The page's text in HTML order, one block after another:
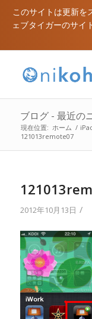
このサイトは更新を
ェブタイガーのサイ
ブログ - 最近の
現在位置: ホーム /
121013remote07
2012年10月13日 /